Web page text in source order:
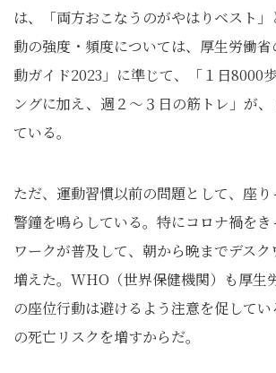
は、「両方おこなうのがやはりベスト
動の強度・頻度については、厚生労働
動ガイド2023」に準じて、「１日8000
ングに加え、週２～３日の筋トレ」が
ている。
ただ、運動習慣以前の問題として、座
警鐘を鳴らしている。特にコロナ禍をき
ワークが普及して、朝から晩までデス
増えた。WHO（世界保健機関）も厚生
の座位行動は避けるよう注意を促して
の死亡リスクを増すからだ。